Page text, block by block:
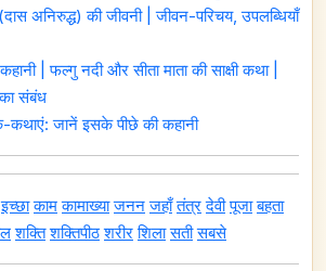
(दास अनिरुद्ध) की जीवनी | जीवन-परिचय, उपलब्धियाँ
| फल्गु नदी और सीता माता की साक्षी कथा |
संबंध
कथाएं: जानें इसके पीछे की कहानी
इच्छा काम कामाख्या जनन जहाँ तंत्र देवी पूजा बहता
शक्ति शक्तिपीठ शरीर शिला सती सबसे